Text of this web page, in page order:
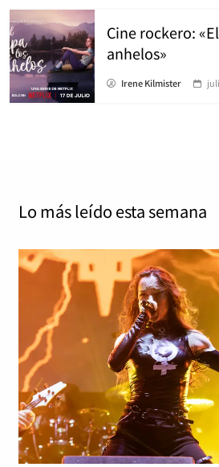
Cine rockero:
anhelos»
Irene Kilmister
Lo más leído esta semana